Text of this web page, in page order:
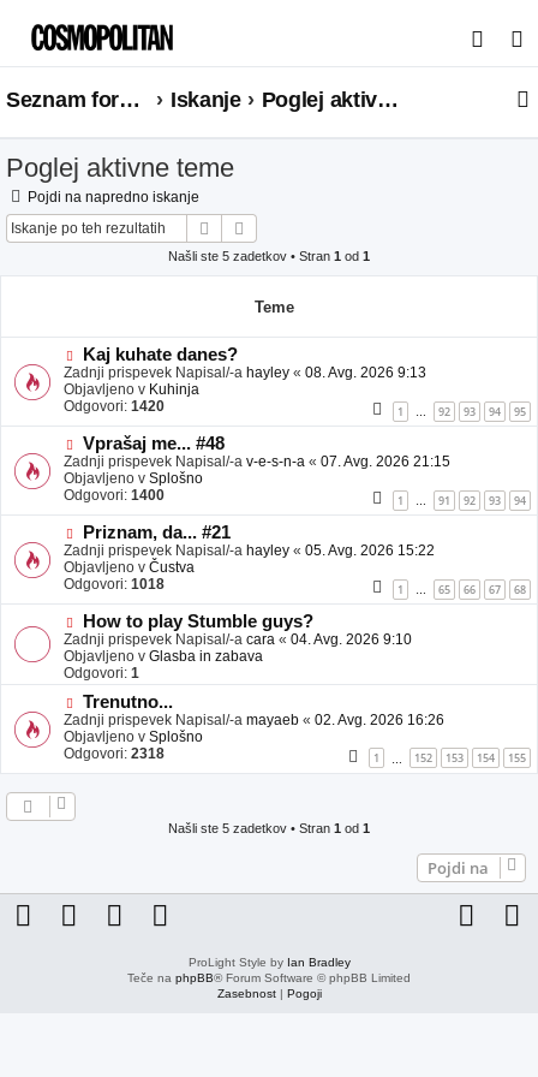
s
a
Seznam forumov Iskanje Poglej aktivne teme
Poglej aktivne teme
Pojdi na napredno iskanje
Iskanje
Našli ste 5 zadetkov • Stran 1 od 1
Teme
N
o
v
e
b
a
v
e
Kaj kuhate danes?
Zadnji prispevek Napisal/-a hayley « 08. Avg. 2026 9:13
Objavljeno v Kuhinja
Odgovori: 1420 1 … 92 93 94 95
N
o
v
e
b
a
v
e
Vprašaj me... #48
Zadnji prispevek Napisal/-a v-e-s-n-a « 07. Avg. 2026 21:15
Objavljeno v Splošno
Odgovori: 1400 1 … 91 92 93 94
N
o
v
e
b
a
v
e
Priznam, da... #21
Zadnji prispevek Napisal/-a hayley « 05. Avg. 2026 15:22
Objavljeno v Čustva
Odgovori: 1018 1 65 66 67 68
N
o
v
e
o
b
j
a
v
e
How to play Stumble guys?
Zadnji prispevek Napisal/-a cara « 04. Avg. 2026 9:10
Objavljeno v Glasba in zabava
Odgovori: 1
N
o
v
e
o
Trenutno...
Zadnji prispevek Napisal/-a mayaeb « 02. Avg. 2026 16:26
Objavljeno v Splošno
Odgovori: 2318 1 152 153 154 155
Našli ste 5 zadetkov • Stran 1 od 1
Pojdi na
ProLight Style by Ian Bradley
Teče na phpBB® Forum Software © phpBB Limited
Zasebnost| Pogoji